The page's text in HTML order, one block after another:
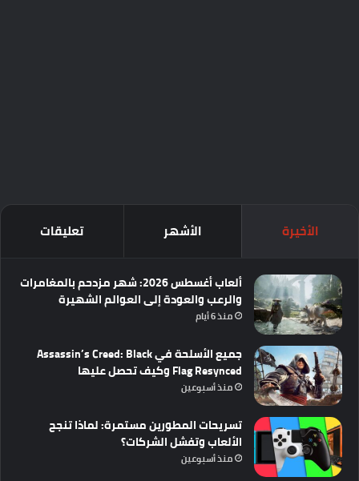
الأخيرة الأشهر تعليقات
ألعاب أغسطس 2026: شهر مزدحم بالمغامرات
والرعب والعودة إلى العوالم الشهيرة
منذ 6 أيام
جميع الأسلحة في Assassin’s Creed: Black
Flag Resynced وكيف تحصل عليها
منذ أسبوعين
تسريحات المطورين مستمرة: لماذا تنجح
الألعاب وتفشل الشركات؟
منذ أسبوعين